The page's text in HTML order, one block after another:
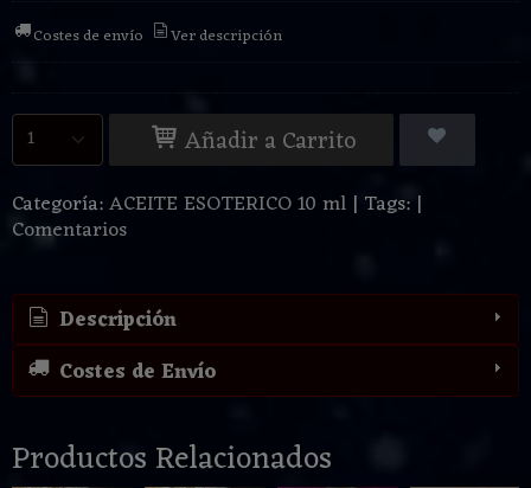
Costes de envío Ver descripción
Añadir a Carrito
Categoría:ACEITE ESOTERICO 10 ml | Tags: |
Comentarios
Descripción
Costes de Envío
Productos Relacionados